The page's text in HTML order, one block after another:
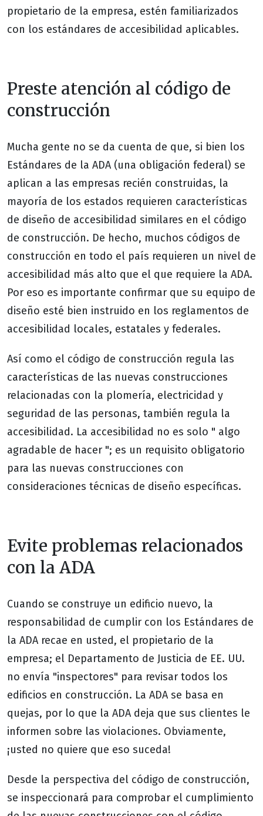
propietario de la empresa, estén familiarizados
con los estándares de accesibilidad aplicables.
Preste atención al código de
construcción
Mucha gente no se da cuenta de que, si bien los
Estándares de la ADA (una obligación federal) se
aplican a las empresas recién construidas, la
mayoría de los estados requieren características
de diseño de accesibilidad similares en el código
de construcción. De hecho, muchos códigos de
construcción en todo el país requieren un nivel de
accesibilidad más alto que el que requiere la ADA.
Por eso es importante confirmar que su equipo de
diseño esté bien instruido en los reglamentos de
accesibilidad locales, estatales y federales.
Así como el código de construcción regula las
características de las nuevas construcciones
relacionadas con la plomería, electricidad y
seguridad de las personas, también regula la
accesibilidad. La accesibilidad no es solo " algo
agradable de hacer "; es un requisito obligatorio
para las nuevas construcciones con
consideraciones técnicas de diseño específicas.
Evite problemas relacionados
con la ADA
Cuando se construye un edificio nuevo, la
responsabilidad de cumplir con los Estándares de
la ADA recae en usted, el propietario de la
empresa; el Departamento de Justicia de EE. UU.
no envía "inspectores" para revisar todos los
edificios en construcción. La ADA se basa en
quejas, por lo que la ADA deja que sus clientes le
informen sobre las violaciones. Obviamente,
¡usted no quiere que eso suceda!
Desde la perspectiva del código de construcción,
se inspeccionará para comprobar el cumplimiento